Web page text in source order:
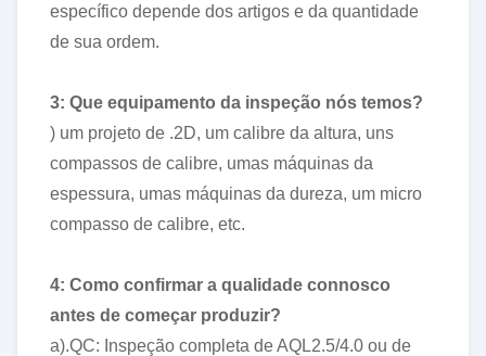
específico depende dos artigos e da quantidade
de sua ordem.
3: Que equipamento da inspeção nós temos?
) um projeto de .2D, um calibre da altura, uns
compassos de calibre, umas máquinas da
espessura, umas máquinas da dureza, um micro
compasso de calibre, etc.
4: Como confirmar a qualidade connosco
antes de começar produzir?
a).QC: Inspeção completa de AQL2.5/4.0 ou de